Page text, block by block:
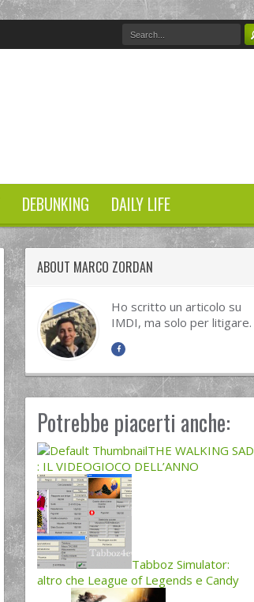
DEBUNKING DAILY LIFE
ABOUT MARCO ZORDAN
Ho scritto un articolo su
IMDI, ma solo per litigare.
Potrebbe piacerti anche:
THE WALKING SAD
: IL VIDEOGIOCO DELL’ANNO
Tabboz Simulator:
altro che League of Legends e Candy